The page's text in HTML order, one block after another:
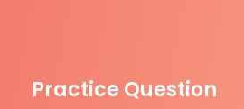
Practice Question